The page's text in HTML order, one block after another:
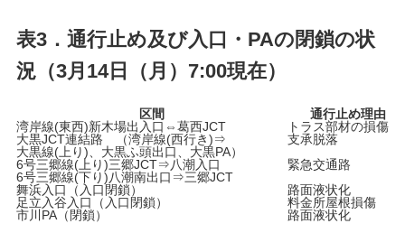
表3．通行止め及び入口・PAの閉鎖の状
況（3月14日（月）7:00現在）
区間
通行止め理由
湾岸線(東西)新木場出入口⇔葛西JCT
トラス部材の損傷
大黒JCT連結路 （湾岸線(西行き)⇒
大黒線(上り)、大黒ふ頭出口、大黒PA）
支承脱落
6号三郷線(上り)三郷JCT⇒八潮入口
6号三郷線(下り)八潮南出口⇒三郷JCT
緊急交通路
舞浜入口（入口閉鎖）
路面液状化
足立入谷入口（入口閉鎖）
料金所屋根損傷
市川PA（閉鎖）
路面液状化